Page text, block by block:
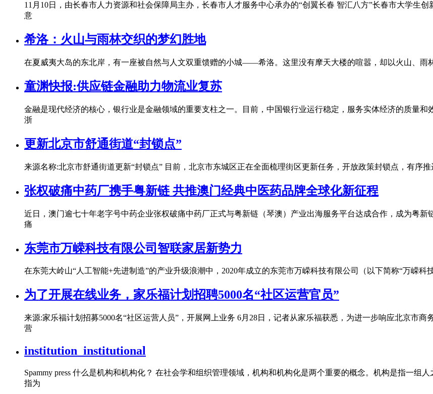
11月10日，由长春市人力资源和社会保障局主办，长春市人才服务中心承办的“创翼长春 智汇八方”长春市大学生
意
希洛：火山与雨林交织的梦幻胜地
在夏威夷大岛的东北岸，有一座被自然与人文双重馈赠的小城——希洛。这里没有摩天大楼的喧嚣，却以火山、雨
童渊快报:供应链金融助力物流业复苏
金融是现代经济的核心，银行业是金融领域的重要支柱之一。目前，中国银行业运行稳定，服务实体经济的质量和
浙
更新北京市舒通街道“封锁点”
来源名称:北京市舒通街道更新“封锁点” 目前，北京市东城区正在全面梳理街区更新任务，开放政策封锁点，有序
张权破痛中药厂携手粤新链 共推澳门经典中医药品牌全球化新征程
近日，澳门逾七十年老字号中药企业张权破痛中药厂正式与粤新链（琴澳）产业出海服务平台达成合作，成为粤
痛
东莞市万嵘科技有限公司智联家居新势力
在东莞大岭山“人工智能+先进制造”的产业升级浪潮中，2020年成立的东莞市万嵘科技有限公司（以下简称“万嵘
为了开展在线业务，家乐福计划招聘5000名“社区运营官员”
来源:家乐福计划招募5000名“社区运营人员”，开展网上业务 6月28日，记者从家乐福获悉，为进一步响应北京市
营
institution_institutional
Spammy press 什么是机构和机构化？ 在社会学和组织管理领域，机构和机构化是两个重要的概念。机构是指一组
指为